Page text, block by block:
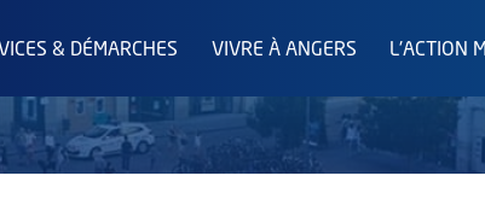
& DÉMARCHES VIVRE À ANGERS L'ACTION